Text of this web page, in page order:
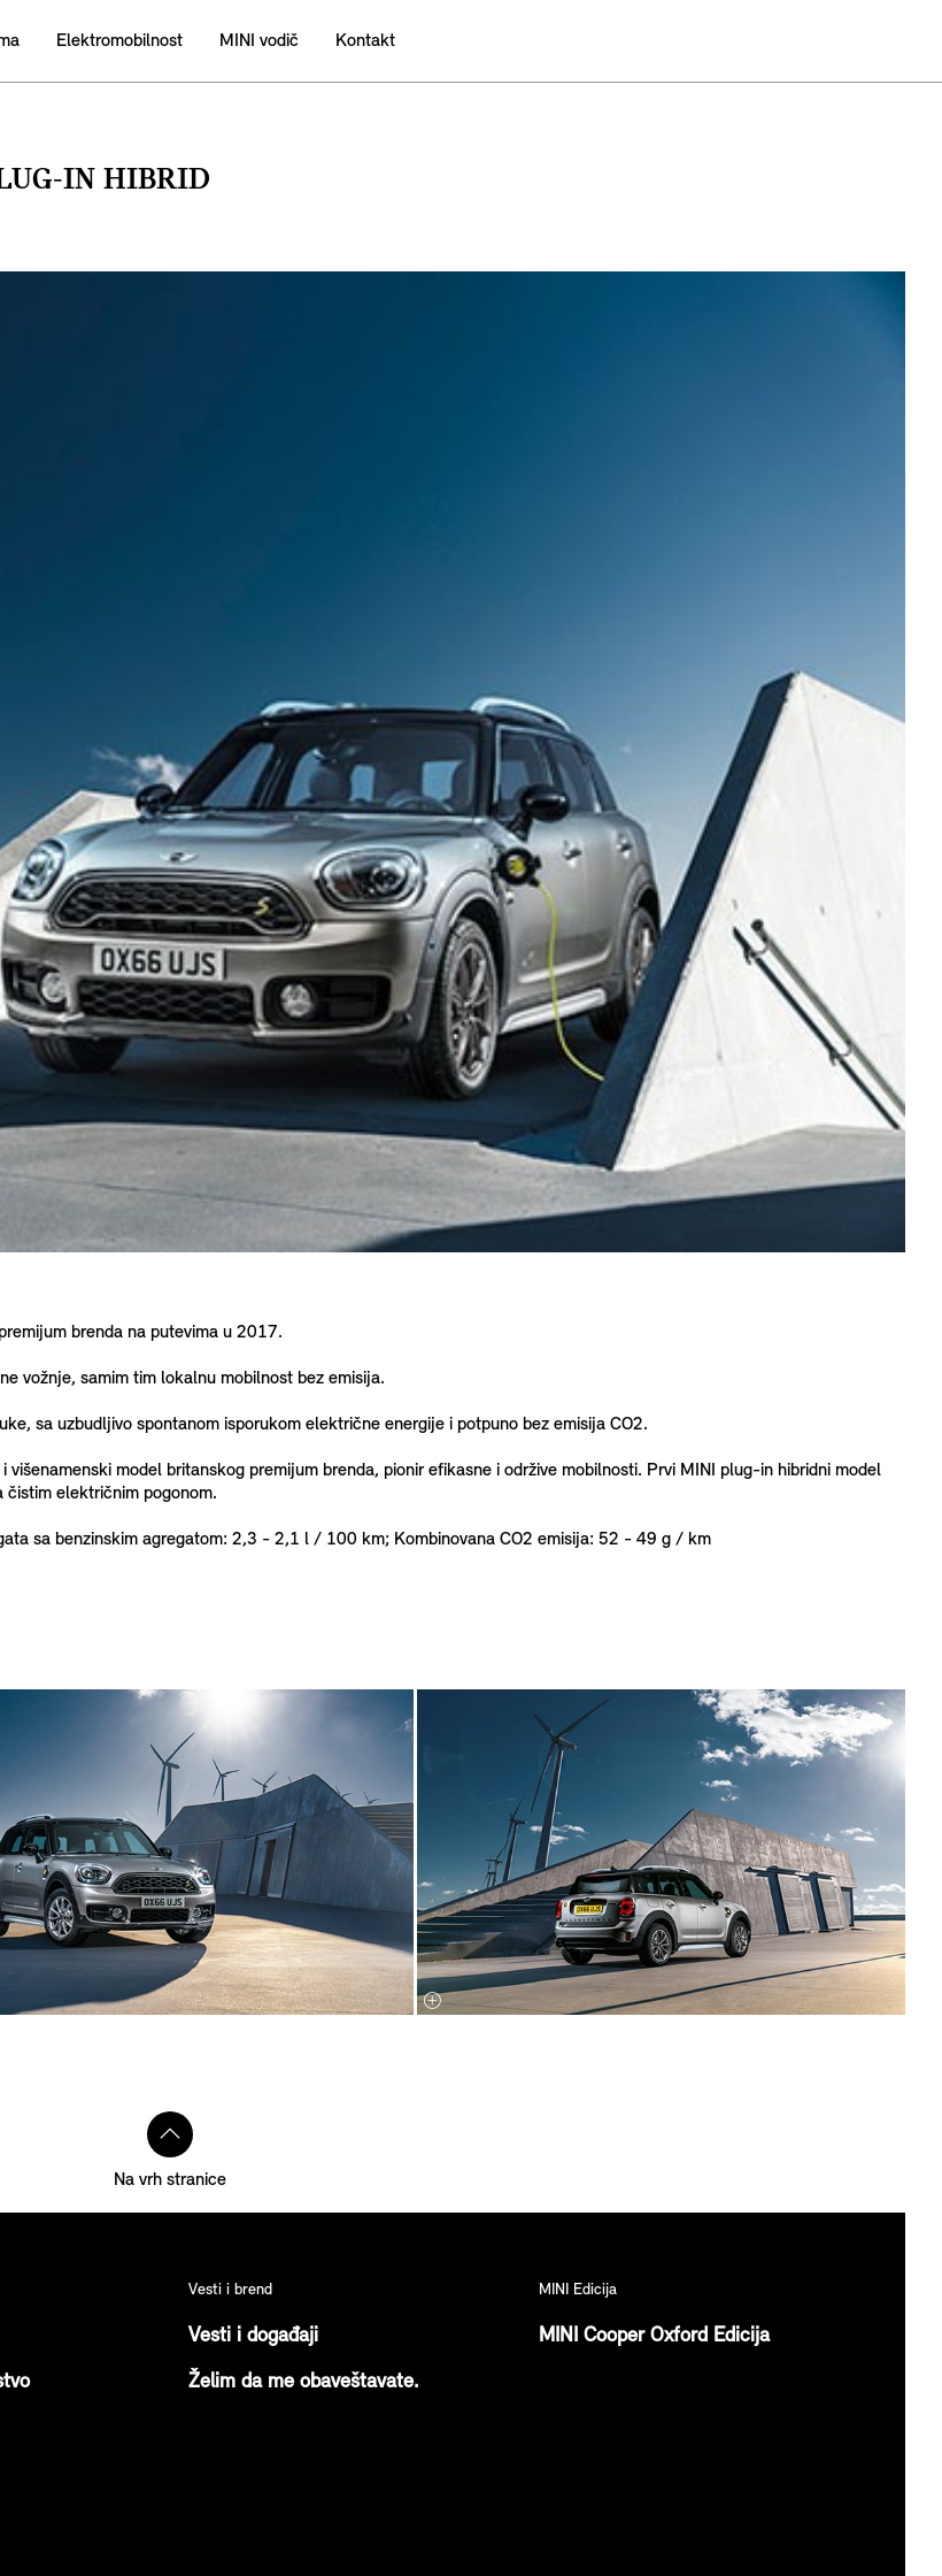
Elektromobilnost MINI vodič Kontakt
IN HIBRID
brenda na putevima u 2017.
vožnje, samim tim lokalnu mobilnost bez emisija.
sa uzbudljivo spontanom isporukom električne energije i potpuno bez emisija CO2.
model britanskog premijum brenda, pionir efikasne i održive mobilnosti. Prvi MINI plug-in hibridni model
čistim električnim pogonom.
sa benzinskim agregatom: 2,3 - 2,1 l / 100 km; Kombinovana CO2 emisija: 52 - 49 g / km
Na vrh stranice
Vesti i brend
Vesti i događaji
Želim da me obaveštavate.
MINI Edicija
MINI Cooper Oxford Edicija